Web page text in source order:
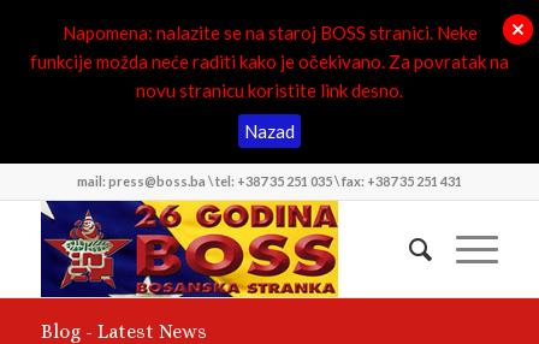
mail: press@boss.ba \ tel: +387 35 251 035 \ fax: +387 35 251 431
Blog - Latest News
Napomena: nalazite se na staroj BOSS stranici. Neke
funkcije možda neće raditi kako je očekivano. Za povratak na
novu stranicu koristite link desno.
Nazad